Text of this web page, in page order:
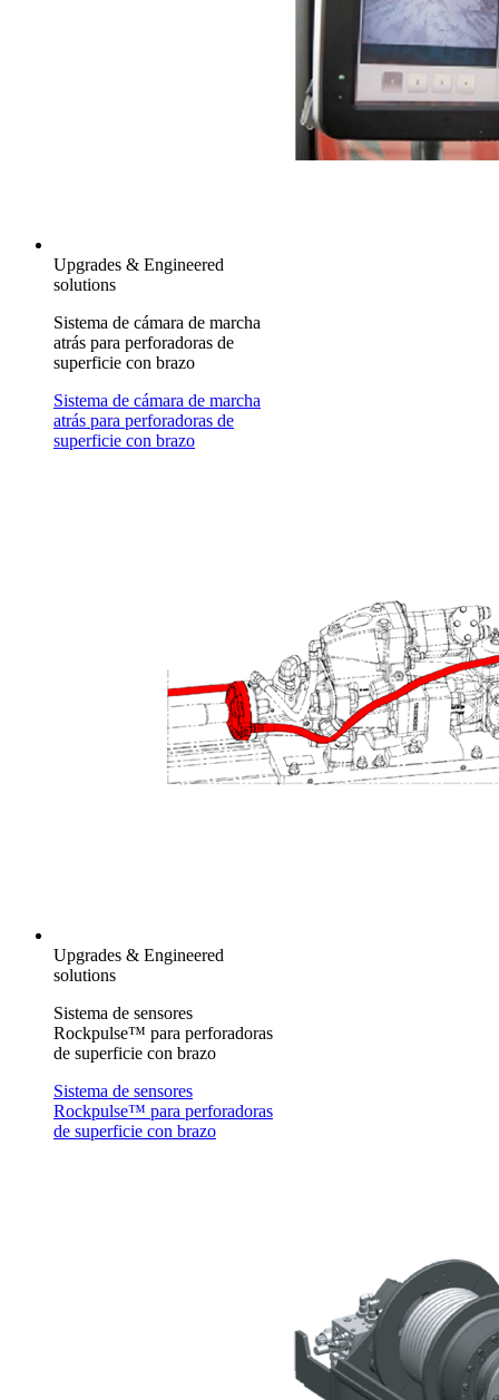
Upgrades & Engineered
solutions
Sistema de cámara de marcha
atrás para perforadoras de
superficie con brazo
Sistema de cámara de marcha
atrás para perforadoras de
superficie con brazo
Upgrades & Engineered
solutions
Sistema de sensores
Rockpulse™ para perforadoras
de superficie con brazo
Sistema de sensores
Rockpulse™ para perforadoras
de superficie con brazo